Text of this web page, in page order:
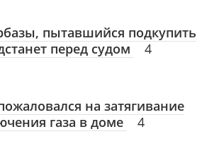
пытавшийся подкупить
перед судом
4
на затягивание
газа в доме
4